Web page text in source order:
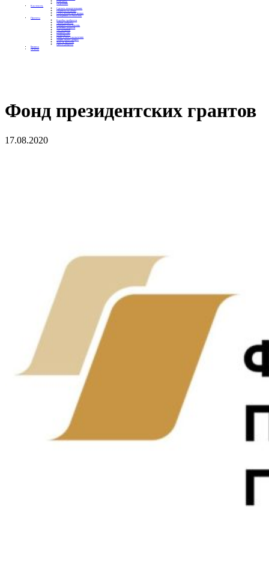
Контакты
Отделения
Как помочь
Сделать пожертвование
Подписка на добро
Стать волонтером фонда
Вечеринки со смыслом
Проекты
Коробка храбрости
Уроки Доброты
Юридическая помощь
Мамины радости
Автодобряки
Добрый торт
Добропробег
Няни особого назначения
Акция «Букет добра»
Фактор времени
Цветы доброты
Бизнесу
Отчеты
Фонд президентских грантов
17.08.2020